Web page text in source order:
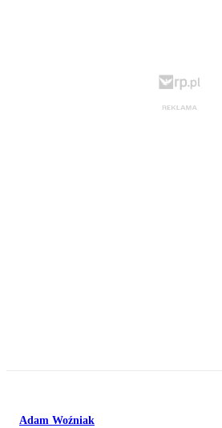
Adam Woźniak